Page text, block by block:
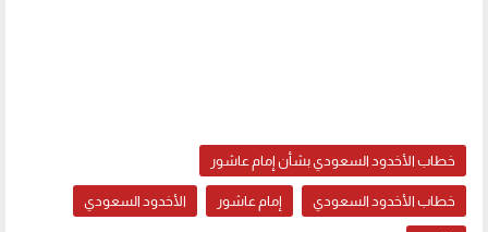
خطاب الأخدود السعودي بشأن إمام عاشور
خطاب الأخدود السعودي إمام عاشور الأخدود السعودي